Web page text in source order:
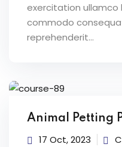
exercitation ullamco
commodo
reprehenderit...
Animal Petting
17 Oct, 2023